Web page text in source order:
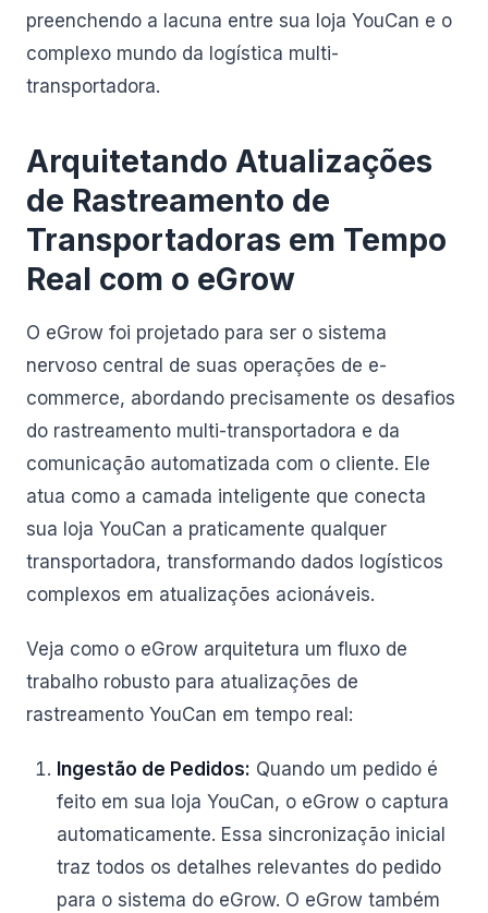
preenchendo a lacuna entre sua loja YouCan e o
complexo mundo da logística multi-
transportadora.
Arquitetando Atualizações
de Rastreamento de
Transportadoras em Tempo
Real com o eGrow
O eGrow foi projetado para ser o sistema
nervoso central de suas operações de e-
commerce, abordando precisamente os desafios
do rastreamento multi-transportadora e da
comunicação automatizada com o cliente. Ele
atua como a camada inteligente que conecta
sua loja YouCan a praticamente qualquer
transportadora, transformando dados logísticos
complexos em atualizações acionáveis.
Veja como o eGrow arquitetura um fluxo de
trabalho robusto para atualizações de
rastreamento YouCan em tempo real:
Ingestão de Pedidos: Quando um pedido é
feito em sua loja YouCan, o eGrow o captura
automaticamente. Essa sincronização inicial
traz todos os detalhes relevantes do pedido
para o sistema do eGrow. O eGrow também